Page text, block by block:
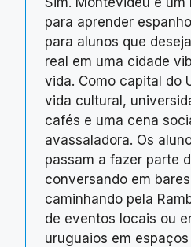
para aprender
para alunos que
real em uma cidade
vida. Como capital do
vida cultural,
cafés e uma cena
avassaladora. Os
passam a fazer parte
conversando em
caminhando pela
de eventos locais ou
uruguaios em